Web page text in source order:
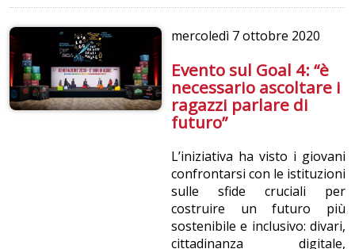
mercoledì 7 ottobre 2020
Evento sul Goal 4: “è
necessario ascoltare i
ragazzi parlare di
futuro”
L’iniziativa ha visto i giovani
confrontarsi con le istituzioni
sulle sfide cruciali per
costruire un futuro più
sostenibile e inclusivo: divari,
cittadinanza digitale,